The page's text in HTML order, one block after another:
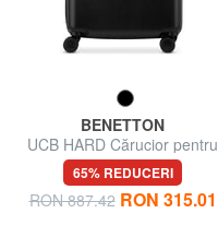
BENETTON
UCB HARD Cărucior pentru
bagaje de mână
65% REDUCERI
RON 887.42 RON 315.01